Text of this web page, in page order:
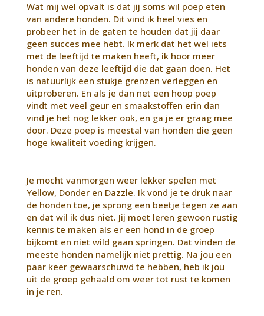
Wat mij wel opvalt is dat jij soms wil poep eten
van andere honden. Dit vind ik heel vies en
probeer het in de gaten te houden dat jij daar
geen succes mee hebt. Ik merk dat het wel iets
met de leeftijd te maken heeft, ik hoor meer
honden van deze leeftijd die dat gaan doen. Het
is natuurlijk een stukje grenzen verleggen en
uitproberen. En als je dan net een hoop poep
vindt met veel geur en smaakstoffen erin dan
vind je het nog lekker ook, en ga je er graag mee
door. Deze poep is meestal van honden die geen
hoge kwaliteit voeding krijgen.
Je mocht vanmorgen weer lekker spelen met
Yellow, Donder en Dazzle. Ik vond je te druk naar
de honden toe, je sprong een beetje tegen ze aan
en dat wil ik dus niet. Jij moet leren gewoon rustig
kennis te maken als er een hond in de groep
bijkomt en niet wild gaan springen. Dat vinden de
meeste honden namelijk niet prettig. Na jou een
paar keer gewaarschuwd te hebben, heb ik jou
uit de groep gehaald om weer tot rust te komen
in je ren.